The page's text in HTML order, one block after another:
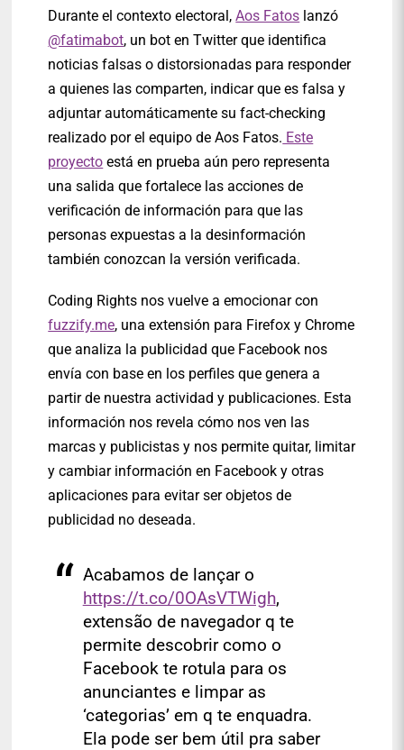
Durante el contexto electoral,Aos Fatos lanzó
@fatimabot, un bot en Twitter que identifica
noticias falsas o distorsionadas para responder
a quienes las comparten, indicar que es falsa y
adjuntar automáticamente su fact-checking
realizado por el equipo de Aos Fatos. Este
proyecto está en prueba aún pero representa
una salida que fortalece las acciones de
verificación de información para que las
personas expuestas a la desinformación
también conozcan la versión verificada.
Coding Rights nos vuelve a emocionar con
fuzzify.me, una extensión para Firefox y Chrome
que analiza la publicidad que Facebook nos
envía con base en los perfiles que genera a
partir de nuestra actividad y publicaciones. Esta
información nos revela cómo nos ven las
marcas y publicistas y nos permite quitar, limitar
y cambiar información en Facebook y otras
aplicaciones para evitar ser objetos de
publicidad no deseada.
Acabamos de lançar o
https://t.co/0OAsVTWigh,
extensão de navegador q te
permite descobrir como o
Facebook te rotula para os
anunciantes e limpar as
‘categorias’ em q te enquadra.
Ela pode ser bem útil pra saber